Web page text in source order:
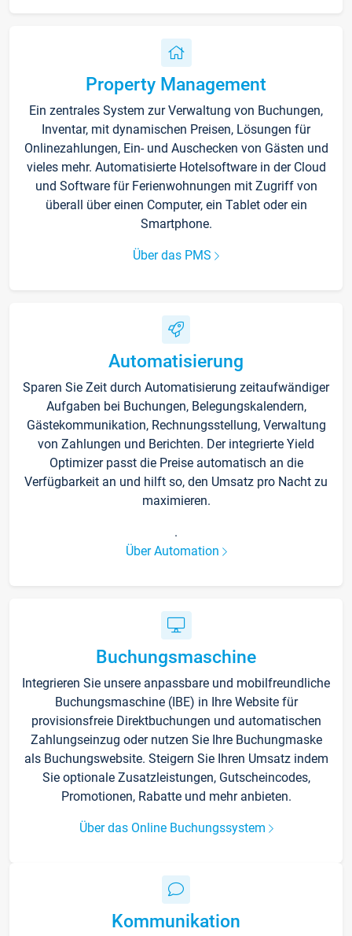
Property Management
Ein zentrales System zur Verwaltung von Buchungen,
Inventar, mit dynamischen Preisen, Lösungen für
Onlinezahlungen, Ein- und Auschecken von Gästen und
vieles mehr. Automatisierte Hotelsoftware in der Cloud
und Software für Ferienwohnungen mit Zugriff von
überall über einen Computer, ein Tablet oder ein
Smartphone.
Über das PMS
Automatisierung
Sparen Sie Zeit durch Automatisierung zeitaufwändiger
Aufgaben bei Buchungen, Belegungskalendern,
Gästekommunikation, Rechnungsstellung, Verwaltung
von Zahlungen und Berichten. Der integrierte Yield
Optimizer passt die Preise automatisch an die
Verfügbarkeit an und hilft so, den Umsatz pro Nacht zu
maximieren.
.
Über Automation
Buchungsmaschine
Integrieren Sie unsere anpassbare und mobilfreundliche
Buchungsmaschine (IBE) in Ihre Website für
provisionsfreie Direktbuchungen und automatischen
Zahlungseinzug oder nutzen Sie Ihre Buchungmaske
als Buchungswebsite. Steigern Sie Ihren Umsatz indem
Sie optionale Zusatzleistungen, Gutscheincodes,
Promotionen, Rabatte und mehr anbieten.
Über das Online Buchungssystem
Kommunikation